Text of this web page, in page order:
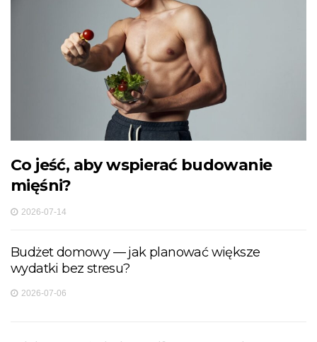
Co jeść, aby wspierać budowanie
mięśni?
2026-07-14
Budżet domowy — jak planować większe
wydatki bez stresu?
2026-07-06